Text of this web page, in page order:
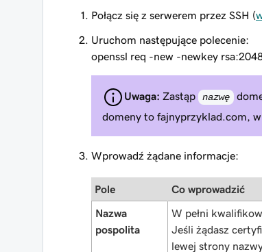
Połącz się z serwerem przez SSH (
Uruchom następujące polecenie:
openssl req -new -newkey
Uwaga: Zastąp nazwę
domeny to fajnyprzyklad.com,
Wprowadź żądane informacje:
Pole Co wprowadzić
Nazwa
pospolita
W pełni
Jeśli żądasz
lewej strony